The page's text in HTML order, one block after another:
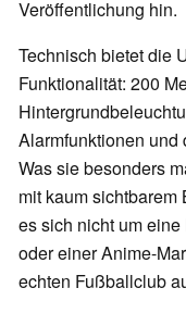
Veröffentlichung hin.
Technisch bietet die
Funktionalität: 200
Alarmfunktionen und
Was sie besonders
mit kaum sichtbarem
es sich nicht um
oder einer Anime-
echten Fußballclub